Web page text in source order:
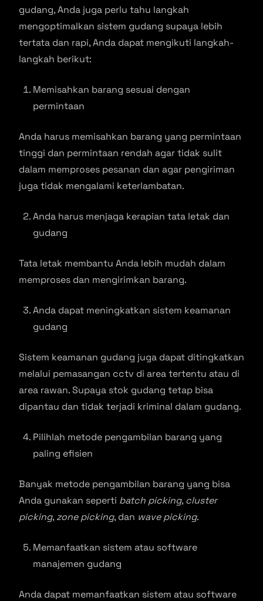
gudang, Anda juga perlu tahu langkah
mengoptimalkan sistem gudang supaya lebih
tertata dan rapi, Anda dapat mengikuti langkah-
langkah berikut:
Memisahkan barang sesuai dengan
permintaan
Anda harus memisahkan barang yang permintaan
tinggi dan permintaan rendah agar tidak sulit
dalam memproses pesanan dan agar pengiriman
juga tidak mengalami keterlambatan.
Anda harus menjaga kerapian tata letak dan
gudang
Tata letak membantu Anda lebih mudah dalam
memproses dan mengirimkan barang.
Anda dapat meningkatkan sistem keamanan
gudang
Sistem keamanan gudang juga dapat ditingkatkan
melalui pemasangan cctv di area tertentu atau di
area rawan. Supaya stok gudang tetap bisa
dipantau dan tidak terjadi kriminal dalam gudang.
Pilihlah metode pengambilan barang yang
paling efisien
Banyak metode pengambilan barang yang bisa
Anda gunakan seperti batch picking, cluster
picking, zone picking, dan wave picking.
Memanfaatkan sistem atau software
manajemen gudang
Anda dapat memanfaatkan sistem atau software